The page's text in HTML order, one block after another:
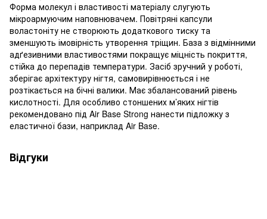
Форма молекул і властивості матеріалу слугують
мікроармуючим наповнювачем. Повітряні капсули
воластоніту не створюють додаткового тиску та
зменшують імовірність утворення тріщин. База з відмінними
адґезивними властивостями покращує міцність покриття,
стійка до перепадів температури. Засіб зручний у роботі,
зберігає архітектуру нігтя, самовирівнюється і не
розтікається на бічні валики. Має збалансований рівень
кислотності. Для особливо стоншених м’яких нігтів
рекомендовано під Air Base Strong нанести підложку з
еластичної бази, наприклад Air Base.
Відгуки